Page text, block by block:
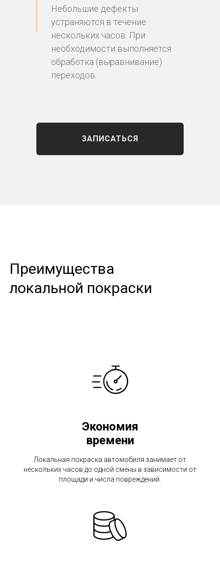
Небольшие дефекты
устраняются в течение
нескольких часов. При
необходимости выполняется
обработка (выравнивание)
переходов.
ЗАПИСАТЬСЯ
Преимущества
локальной покраски
Экономия
времени
Локальная покраска автомобиля занимает от
нескольких часов до одной смены в зависимости от
площади и числа повреждений.